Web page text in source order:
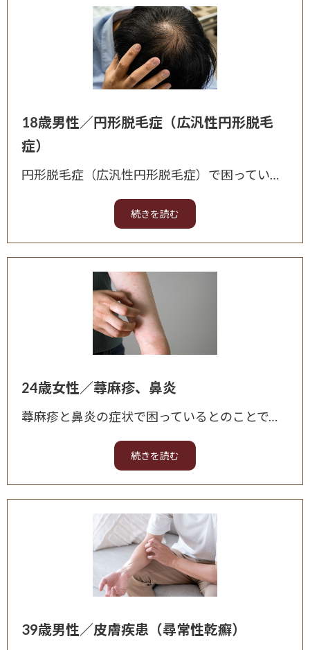
18歳男性／円形脱毛症（広汎性円形脱毛
症）
円形脱毛症（広汎性円形脱毛症）で困っているとのことで、お母様よりご相談頂きました。 主な症状は、3ヶ月前から後頭部の脱毛が始まり、複数円形脱毛が表れ、頭頂部も薄くなってきたとのこと。 複数回皮
24歳女性／蕁麻疹、鼻炎
蕁麻疹と鼻炎の症状で困っているとのことで、ご相談頂きました。 主な症状は、令和3年5月から蕁麻疹が出て、非常にかゆい。 西洋薬はずっと効果なし。 3年前から原因不明の鼻炎症状が続いている。
39歳男性／皮膚疾患（尋常性乾癬）